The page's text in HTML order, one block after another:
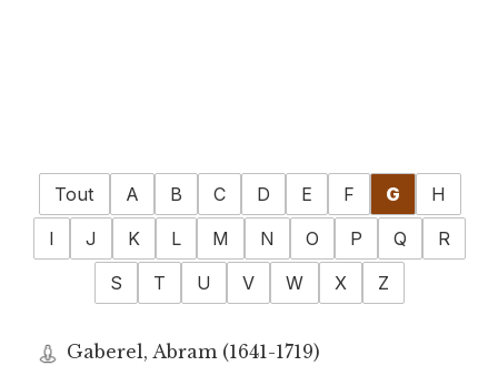
Tout A B C D E F G
H
I
J K L M N O P Q
R
S
T U V W X Z
Gaberel, Abram (1641-1719)